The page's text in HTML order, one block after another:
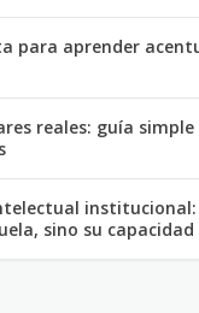
para aprender
reales: guía
sino su